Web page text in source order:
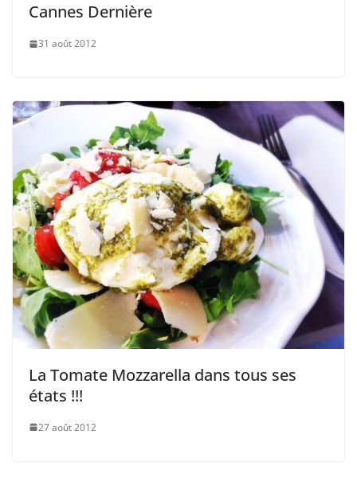
Cannes Dernière
31 août 2012
La Tomate Mozzarella dans tous ses
états !!!
27 août 2012